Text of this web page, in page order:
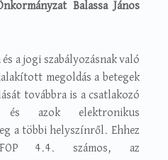
Balassa János
a jogi szabályozásnak való
megoldás a betegek
továbbra is a csatlakozó
és azok elektronikus
a többi helyszínről. Ehhez
4.4. számos, az